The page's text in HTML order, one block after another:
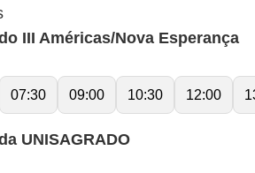
III Américas/Nova Esperança
07:30 09:00 10:30 12:00
UNISAGRADO